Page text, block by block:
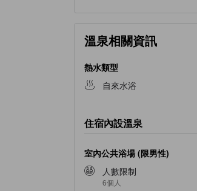
溫泉相關資訊
熱水類型
自來水浴
住宿內設溫泉
室內公共浴場 (限男性)
人數限制
6個人